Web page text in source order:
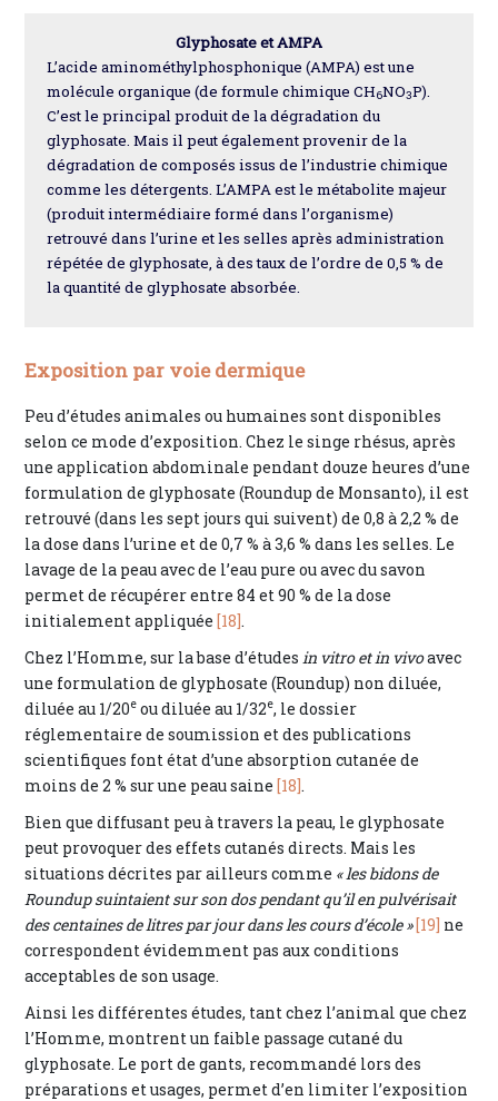
Glyphosate et AMPA
L’acide aminométhylphosphonique (AMPA) est une
molécule organique (de formule chimique CH6NO3P).
C’est le principal produit de la dégradation du
glyphosate. Mais il peut également provenir de la
dégradation de composés issus de l’industrie chimique
comme les détergents. L’AMPA est le métabolite majeur
(produit intermédiaire formé dans l’organisme)
retrouvé dans l’urine et les selles après administration
répétée de glyphosate, à des taux de l’ordre de 0,5 % de
la quantité de glyphosate absorbée.
Exposition par voie dermique
Peu d’études animales ou humaines sont disponibles
selon ce mode d’exposition. Chez le singe rhésus, après
une application abdominale pendant douze heures d’une
formulation de glyphosate (Roundup de Monsanto), il est
retrouvé (dans les sept jours qui suivent) de 0,8 à 2,2 % de
la dose dans l’urine et de 0,7 % à 3,6 % dans les selles. Le
lavage de la peau avec de l’eau pure ou avec du savon
permet de récupérer entre 84 et 90 % de la dose
initialement appliquée[18].
Chez l’Homme, sur la base d’études in vitro et in vivoavec
une formulation de glyphosate (Roundup) non diluée,
diluée au 1/20e ou diluée au 1/32e, le dossier
réglementaire de soumission et des publications
scientifiques font état d’une absorption cutanée de
moins de 2 % sur une peau saine[18].
Bien que diffusant peu à travers la peau, le glyphosate
peut provoquer des effets cutanés directs. Mais les
situations décrites par ailleurs comme « les bidons de
Roundup suintaient sur son dos pendant qu’il en pulvérisait
des centaines de litres par jour dans les cours d’école »[19] ne
correspondent évidemment pas aux conditions
acceptables de son usage.
Ainsi les différentes études, tant chez l’animal que chez
l’Homme, montrent un faible passage cutané du
glyphosate. Le port de gants, recommandé lors des
préparations et usages, permet d’en limiter l’exposition